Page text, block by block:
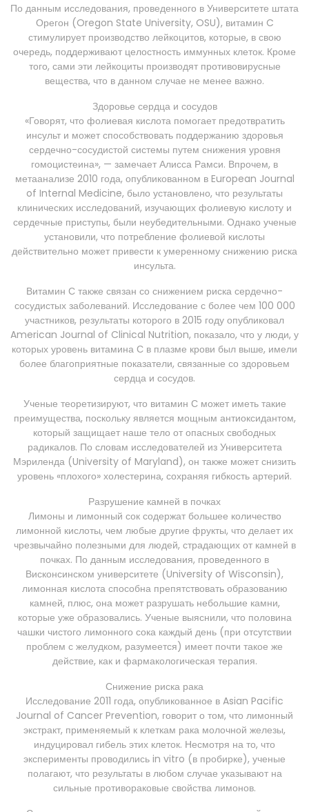
По данным исследования, проведенного в Университете штата
Орегон (Oregon State University, OSU), витамин C
стимулирует производство лейкоцитов, которые, в свою
очередь, поддерживают целостность иммунных клеток. Кроме
того, сами эти лейкоциты производят противовирусные
вещества, что в данном случае не менее важно.
Здоровье сердца и сосудов
«Говорят, что фолиевая кислота помогает предотвратить
инсульт и может способствовать поддержанию здоровья
сердечно-сосудистой системы путем снижения уровня
гомоцистеина», — замечает Алисса Рамси. Впрочем, в
метаанализе 2010 года, опубликованном в European Journal
of Internal Medicine, было установлено, что результаты
клинических исследований, изучающих фолиевую кислоту и
сердечные приступы, были неубедительными. Однако ученые
установили, что потребление фолиевой кислоты
действительно может привести к умеренному снижению риска
инсульта.
Витамин С также связан со снижением риска сердечно-
сосудистых заболеваний. Исследование с более чем 100 000
участников, результаты которого в 2015 году опубликовал
American Journal of Clinical Nutrition, показало, что у люди, у
которых уровень витамина С в плазме крови был выше, имели
более благоприятные показатели, связанные со здоровьем
сердца и сосудов.
Ученые теоретизируют, что витамин С может иметь такие
преимущества, поскольку является мощным антиоксидантом,
который защищает наше тело от опасных свободных
радикалов. По словам исследователей из Университета
Мэриленда (University of Maryland), он также может снизить
уровень «плохого» холестерина, сохраняя гибкость артерий.
Разрушение камней в почках
Лимоны и лимонный сок содержат большее количество
лимонной кислоты, чем любые другие фрукты, что делает их
чрезвычайно полезными для людей, страдающих от камней в
почках. По данным исследования, проведенного в
Висконсинском университете (University of Wisconsin),
лимонная кислота способна препятствовать образованию
камней, плюс, она может разрушать небольшие камни,
которые уже образовались. Ученые выяснили, что половина
чашки чистого лимонного сока каждый день (при отсутствии
проблем с желудком, разумеется) имеет почти такое же
действие, как и фармакологическая терапия.
Снижение риска рака
Исследование 2011 года, опубликованное в Asian Pacific
Journal of Cancer Prevention, говорит о том, что лимонный
экстракт, применяемый к клеткам рака молочной железы,
индуцировал гибель этих клеток. Несмотря на то, что
эксперименты проводились in vitro (в пробирке), ученые
полагают, что результаты в любом случае указывают на
сильные противораковые свойства лимонов.